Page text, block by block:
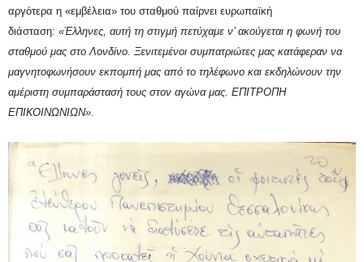
αργότερα η «εμβέλεια» του σταθμού παίρνει ευρωπαϊκή
διάσταση: «Έλληνες, αυτή τη στιγμή πετύχαμε ν’ ακούγεται η φωνή του
σταθμού μας στο Λονδίνο. Ξενιτεμένοι συμπατριώτες μας κατάφεραν να
μαγνητοφωνήσουν εκπομπή μας από το τηλέφωνο και εκδηλώνουν την
αμέριστη συμπαράστασή τους στον αγώνα μας. ΕΠΙΤΡΟΠΗ
ΕΠΙΚΟΙΝΩΝΙΩΝ».